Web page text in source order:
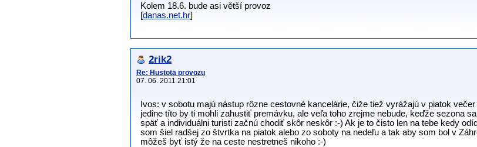
Kolem 18.6. bude asi větší provoz
[danas.net.hr]
2rik2
Re: Hustota provozu
07. 06. 2011 21:01
Ivos: v sobotu majú nástup rôzne cestovné kancelárie, čiže tiež vyrážajú v piatok
jedine títo by ti mohli zahustiť premávku, ale veľa toho zrejme nebude, keďže sezona
späť a individuálni turisti začnú chodiť skôr neskôr :-) Ak je to čisto len na tebe kedy
som šiel radšej zo štvrtka na piatok alebo zo soboty na nedeľu a tak aby som bol v
môžeš byť istý že na ceste nestretneš nikoho :-)